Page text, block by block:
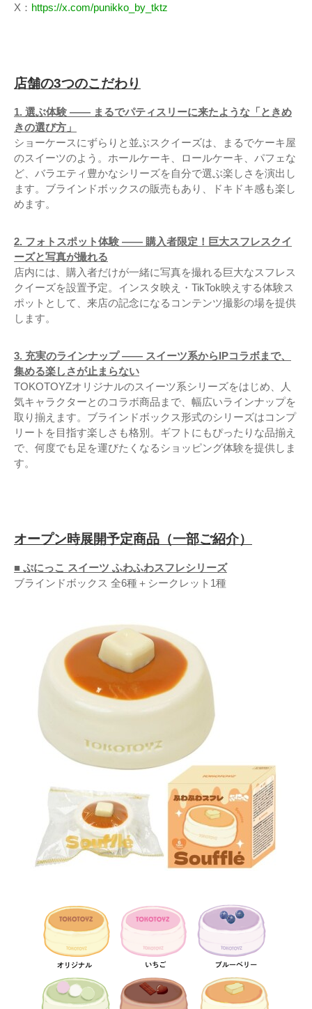
X： https://x.com/punikko_by_tktz
店舗の3つのこだわり
1. 選ぶ体験 —— まるでパティスリーに来たような「ときめ
きの選び方」
ショーケースにずらりと並ぶスクイーズは、まるでケーキ屋
のスイーツのよう。ホールケーキ、ロールケーキ、パフェな
ど、バラエティ豊かなシリーズを自分で選ぶ楽しさを演出し
ます。ブラインドボックスの販売もあり、ドキドキ感も楽し
めます。
2. フォトスポット体験 —— 購入者限定！巨大スフレスクイ
ーズと写真が撮れる
店内には、購入者だけが一緒に写真を撮れる巨大なスフレス
クイーズを設置予定。インスタ映え・TikTok映えする体験ス
ポットとして、来店の記念になるコンテンツ撮影の場を提供
します。
3. 充実のラインナップ —— スイーツ系からIPコラボまで、
集める楽しさが止まらない
TOKOTOYZオリジナルのスイーツ系シリーズをはじめ、人
気キャラクターとのコラボ商品まで、幅広いラインナップを
取り揃えます。ブラインドボックス形式のシリーズはコンプ
リートを目指す楽しさも格別。ギフトにもぴったりな品揃え
で、何度でも足を運びたくなるショッピング体験を提供しま
す。
オープン時展開予定商品（一部ご紹介）
■ ぷにっこ スイーツ ふわふわスフレシリーズ
ブラインドボックス 全6種＋シークレット1種